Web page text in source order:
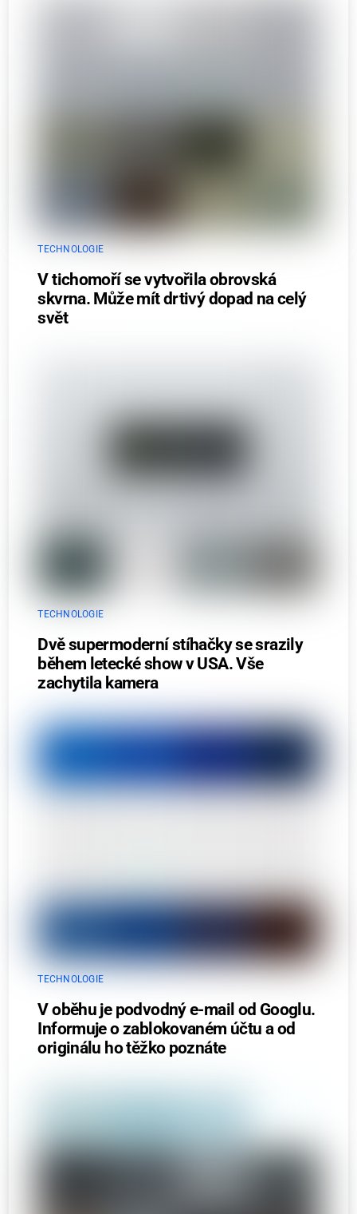
TECHNOLOGIE
V tichomoří se vytvořila obrovská
skvrna. Může mít drtivý dopad na celý
svět
TECHNOLOGIE
Dvě supermoderní stíhačky se srazily
během letecké show v USA. Vše
zachytila kamera
TECHNOLOGIE
V oběhu je podvodný e-mail od Googlu.
Informuje o zablokovaném účtu a od
originálu ho těžko poznáte